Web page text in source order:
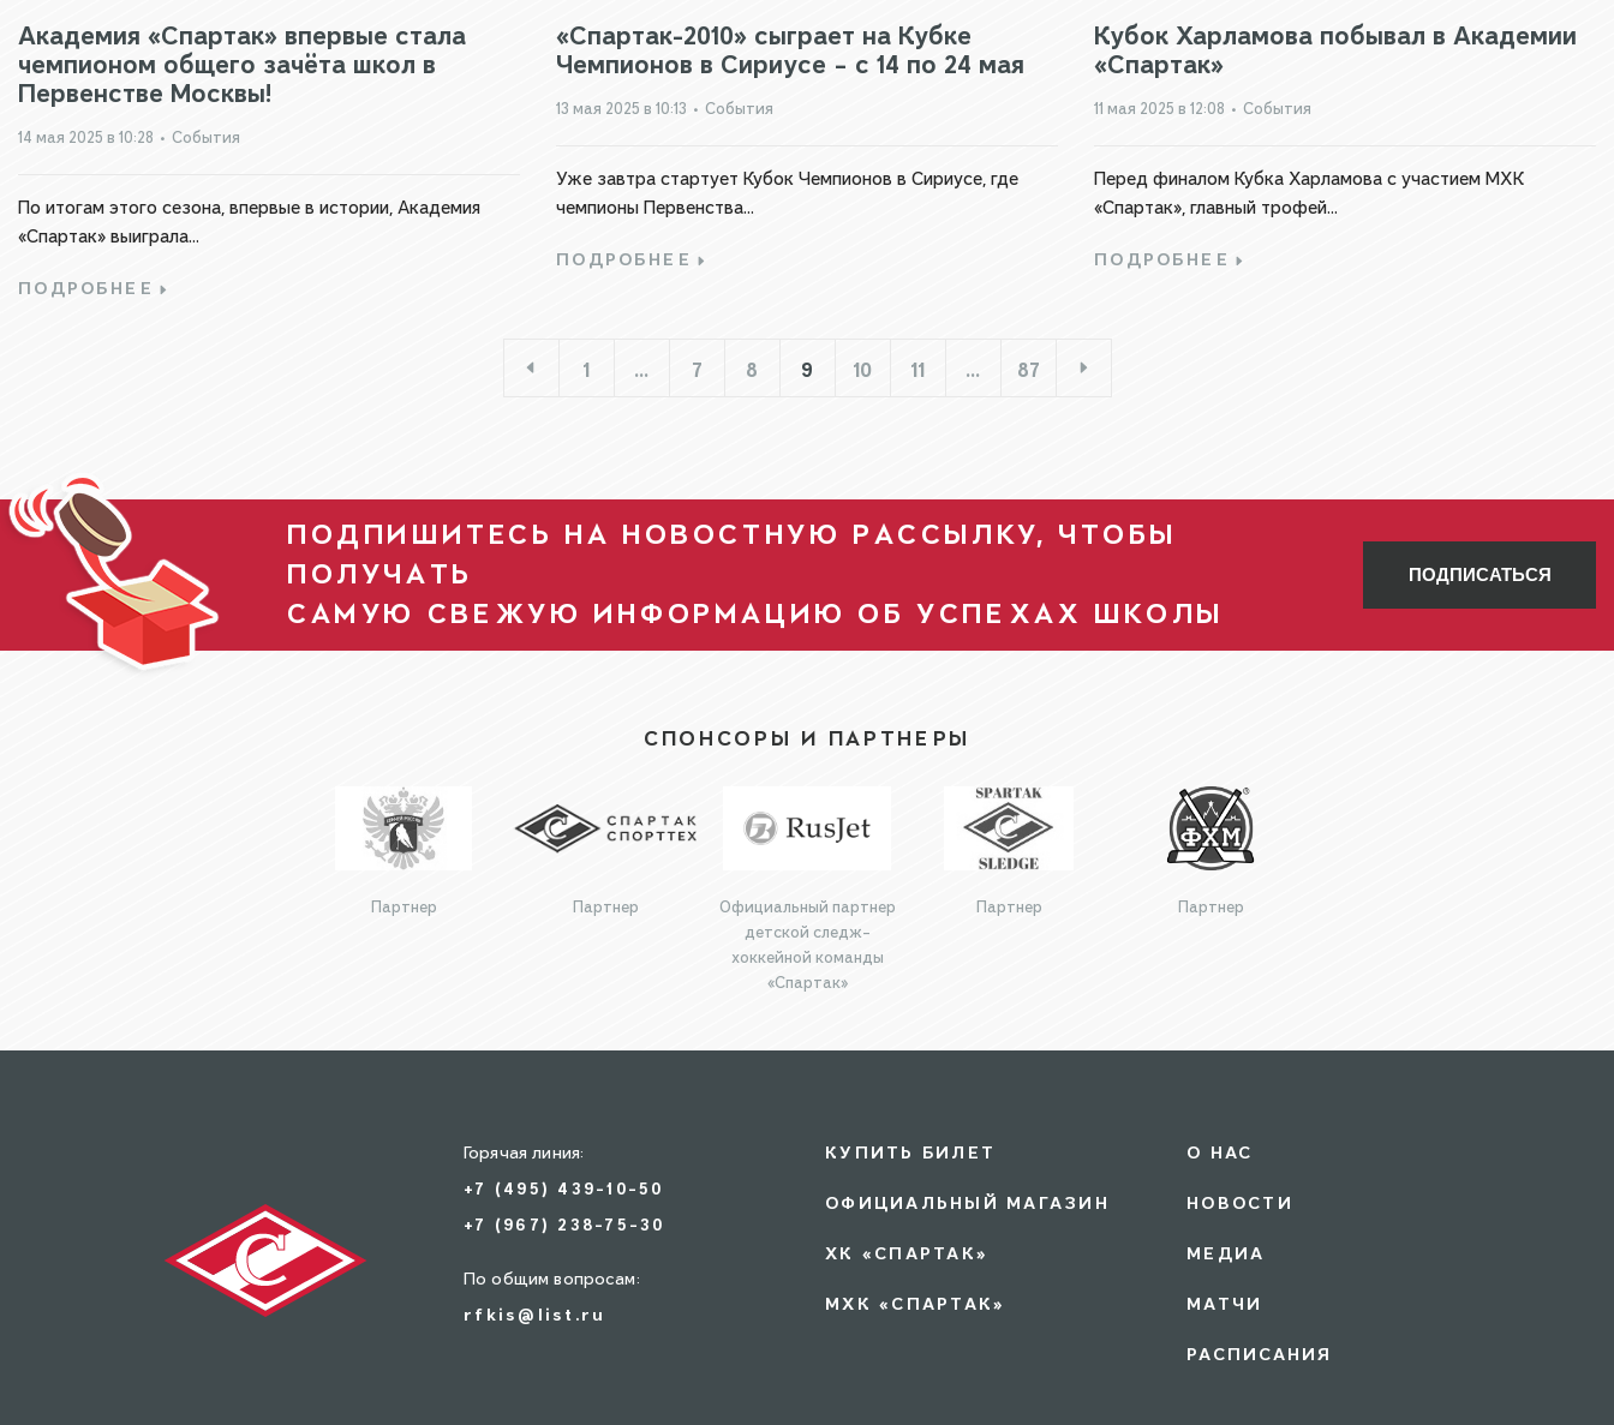
Академия «Спартак» впервые стала
чемпионом общего зачёта школ в
Первенстве Москвы!
14 мая 2025 в 10:28 • События
По итогам этого сезона, впервые в истории, Академия
«Спартак» выиграла...
ПОДРОБНЕЕ
«Спартак-2010» сыграет на Кубке
Чемпионов в Сириусе – с 14 по 24 мая
13 мая 2025 в 10:13 • События
Уже завтра стартует Кубок Чемпионов в Сириусе, где
чемпионы Первенства...
ПОДРОБНЕЕ
Кубок Харламова побывал в Академии
«Спартак»
11 мая 2025 в 12:08 • События
Перед финалом Кубка Харламова с участием МХК
«Спартак», главный трофей...
ПОДРОБНЕЕ
1 … 7 8 9 10 11 … 87
ПОДПИШИТЕСЬ НА НОВОСТНУЮ РАССЫЛКУ, ЧТОБЫ
ПОЛУЧАТЬ
САМУЮ СВЕЖУЮ ИНФОРМАЦИЮ ОБ УСПЕХАХ ШКОЛЫ
ПОДПИСАТЬСЯ
СПОНСОРЫ И ПАРТНЕРЫ
Партнер Партнер
Официальный партнер
детской следж-
хоккейной команды
«Спартак»
Партнер Партнер
Горячая линия:
+7 (495) 439-10-50
+7 (967) 238-75-30
По общим вопросам:
rfkis@list.ru
КУПИТЬ БИЛЕТ
ОФИЦИАЛЬНЫЙ МАГАЗИН
ХК «СПАРТАК»
МХК «СПАРТАК»
О НАС
НОВОСТИ
МЕДИА
МАТЧИ
РАСПИСАНИЯ